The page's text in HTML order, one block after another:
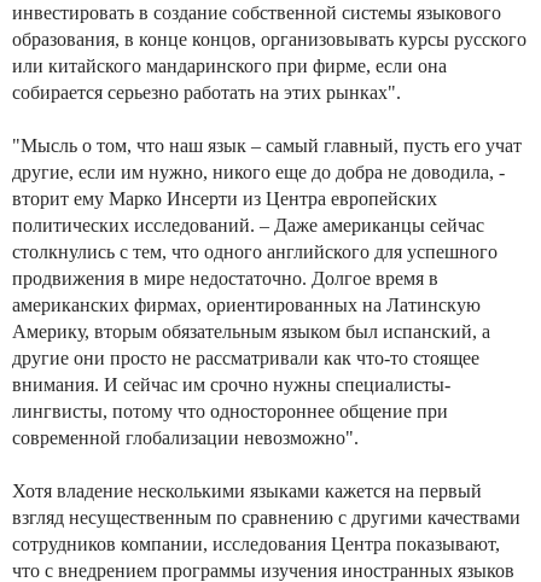
инвестировать в создание собственной системы языкового
образования, в конце концов, организовывать курсы русского
или китайского мандаринского при фирме, если она
собирается серьезно работать на этих рынках".
"Мысль о том, что наш язык – самый главный, пусть его учат
другие, если им нужно, никого еще до добра не доводила, -
вторит ему Марко Инсерти из Центра европейских
политических исследований. – Даже американцы сейчас
столкнулись с тем, что одного английского для успешного
продвижения в мире недостаточно. Долгое время в
американских фирмах, ориентированных на Латинскую
Америку, вторым обязательным языком был испанский, а
другие они просто не рассматривали как что-то стоящее
внимания. И сейчас им срочно нужны специалисты-
лингвисты, потому что одностороннее общение при
современной глобализации невозможно".
Хотя владение несколькими языками кажется на первый
взгляд несущественным по сравнению с другими качествами
сотрудников компании, исследования Центра показывают,
что с внедрением программы изучения иностранных языков